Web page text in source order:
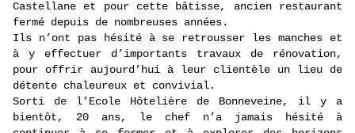
Castellane et pour cette bâtisse, ancien restaurant
fermé depuis de nombreuses années.
Ils n’ont pas hésité à se retrousser les manches et
à y effectuer d’importants travaux de rénovation,
pour offrir aujourd’hui à leur clientèle un lieu de
détente chaleureux et convivial.
Sorti de l’Ecole Hôtelière de Bonneveine, il y a
bientôt, 20 ans, le chef n’a jamais hésité à